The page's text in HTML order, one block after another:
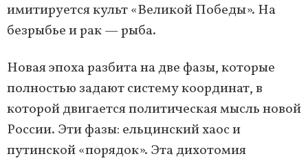
имитируется культ «Великой Победы». На
безрыбье и рак — рыба.
Новая эпоха разбита на две фазы, которые
полностью задают систему координат, в
которой двигается политическая мысль новой
России. Эти фазы: ельцинский хаос и
путинской «порядок». Эта дихотомия